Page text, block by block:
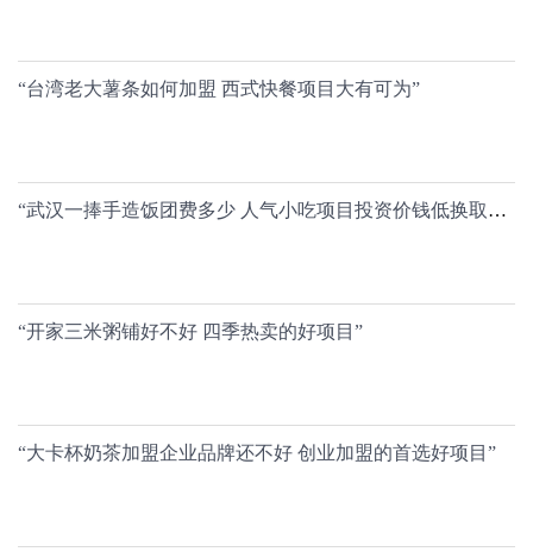
“台湾老大薯条如何加盟 西式快餐项目大有可为”
“武汉一捧手造饭团费多少 人气小吃项目投资价钱低换取好收益”
“开家三米粥铺好不好 四季热卖的好项目”
“大卡杯奶茶加盟企业品牌还不好 创业加盟的首选好项目”